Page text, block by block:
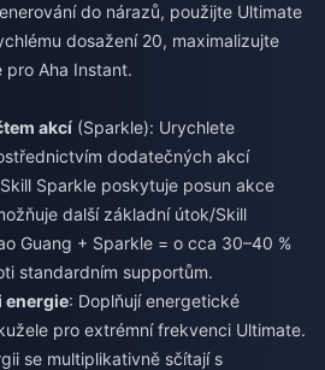
do nárazů, použijte Ultimate
dosažení 20, maximalizujte
Aha Instant.
akcí (Sparkle): Urychlete
dodatečných akcí
Sparkle poskytuje posun akce
další základní útok/Skill
Guang + Sparkle = o cca 30–40 %
standardním supportům.
energie: Doplňují energetické
pro extrémní frekvenci Ultimate.
se multiplikativně sčítají s